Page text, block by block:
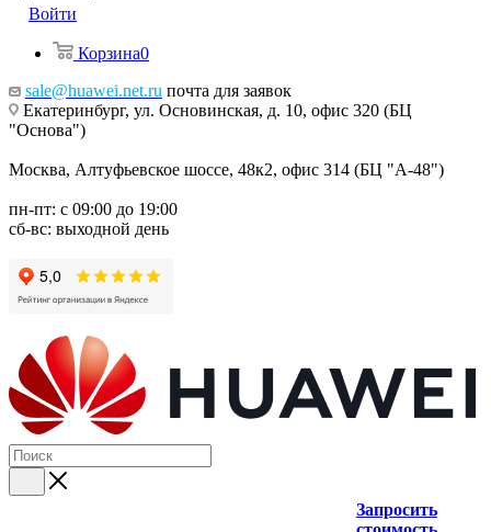
Войти
Корзина0
sale@huawei.net.ru почта для заявок
Екатеринбург, ул. Основинская, д. 10, офис 320 (БЦ
"Основа")
Москва, Алтуфьевское шоссе, 48к2, офис 314 (БЦ "А-48")
пн-пт: с 09:00 до 19:00
сб-вс: выходной день
Запросить